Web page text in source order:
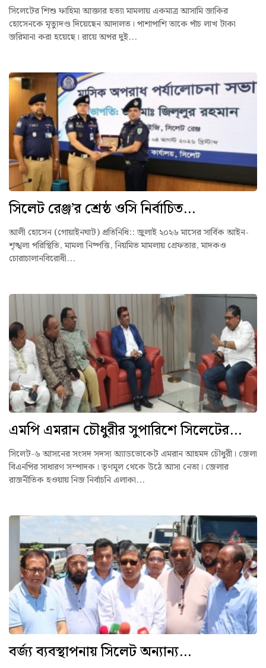
সিলেটের শিশু ফাহিমা আক্তার হত্যা মামলায় একমাত্র আসামি জাকির
হোসেনকে মৃত্যুদণ্ড দিয়েছেন আদালত। পাশাপাশি তাকে পাঁচ লাখ টাকা
জরিমানা করা হয়েছে। রায়ে অপর দুই...
সিলেট রেঞ্জ’র শ্রেষ্ঠ ওসি নির্বাচিত...
আলী হোসেন (গোয়াইনঘাট) প্রতিনিধি:: ‎জুলাই ২০২৬ মাসের সার্বিক আইন-
শৃঙ্খলা পরিস্থিতি, মামলা নিষ্পত্তি, নিয়মিত মামলায় গ্রেফতার, মাদকও
চোরাচালানবিরোধী...
এমপি এমরান চৌধুরীর সুপারিশে সিলেটের...
সিলেট-৬ আসনের সংসদ সদস্য অ্যাডভোকেট এমরান আহমদ চৌধুরী। জেলা
বিএনপির সাধারণ সম্পাদক। তৃণমূল থেকে উঠে আসা নেতা। জেলার
রাজনীতিক হওয়ায় নিজ নির্বাচনি এলাকা...
বর্জ্য ব্যবস্থাপনায় সিলেট অন্যান্য...